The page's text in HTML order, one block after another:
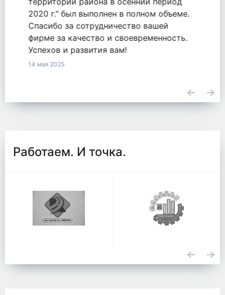
2771548855820000050 от 18.09.2020.
23 апреля 2025
Работаем. И точка.